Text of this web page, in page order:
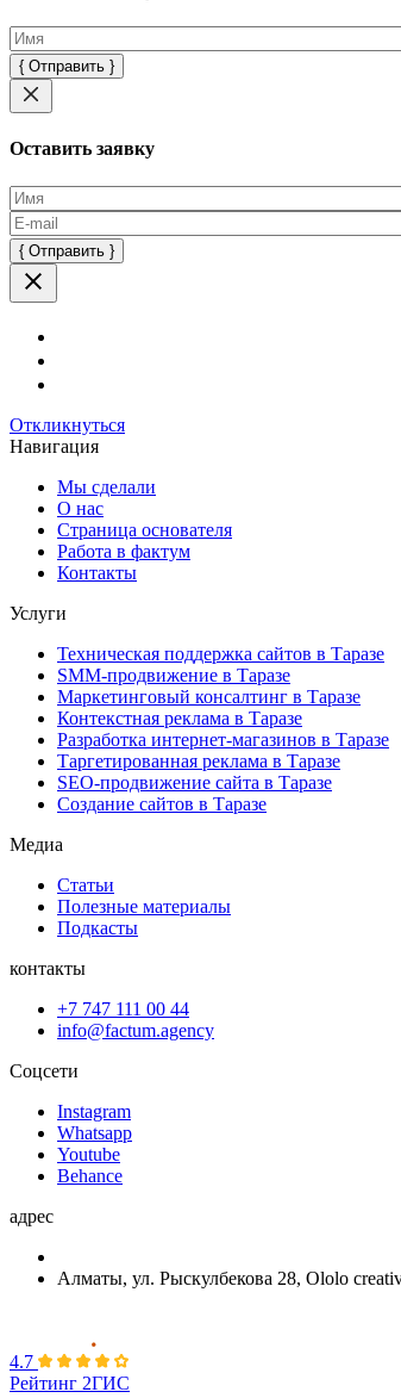
Оставьте
это
поле
Оставить заявку
Оставьте
это
поле
Откликнуться
Навигация
Мы сделали
О нас
Страница основателя
Работа в фактум
Контакты
Услуги
Техническая поддержка сайтов в Таразе
SMM-продвижение в Таразе
Маркетинговый консалтинг в Таразе
Контекстная реклама в Таразе
Разработка интернет-магазинов в Таразе
Таргетированная реклама в Таразе
SEO-продвижение сайта в Таразе
Создание сайтов в Таразе
Медиа
Статьи
Полезные материалы
Подкасты
контакты
+7 747 111 00 44
info@factum.agency
Соцсети
Instagram
Whatsapp
Youtube
Behance
адрес
Алматы, ул. Рыскулбекова 28, Ololo
4.7
Рейтинг 2ГИС